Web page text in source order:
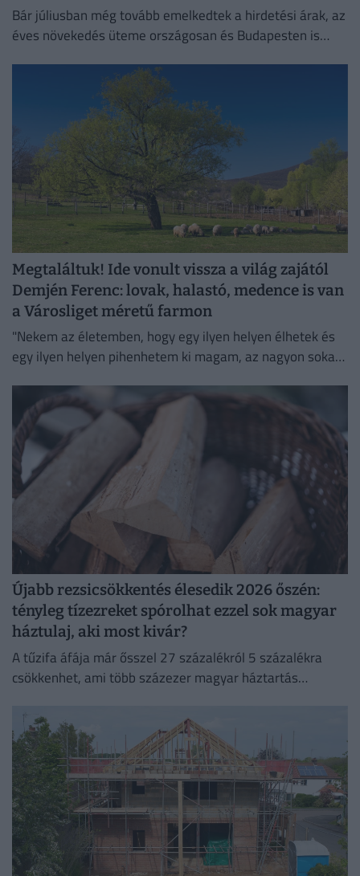
Bár júliusban még tovább emelkedtek a hirdetési árak, az
éves növekedés üteme országosan és Budapesten is
Megtaláltuk! Ide vonult vissza a világ zajától
Demjén Ferenc: lovak, halastó, medence is van
a Városliget méretű farmon
"Nekem az életemben, hogy egy ilyen helyen élhetek és
egy ilyen helyen pihenhetem ki magam, az nagyon sokat
természetbe."
Újabb rezsicsökkentés élesedik 2026 őszén:
tényleg tízezreket spórolhat ezzel sok magyar
háztulaj, aki most kivár?
A tűzifa áfája már ősszel 27 százalékról 5 százalékra
csökkenhet, ami több százezer magyar háztartás